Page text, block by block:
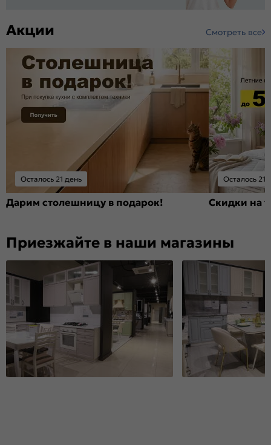
Акции Смотреть все
Осталось 21 день
Дарим столешницу в подарок!
Осталось 21
Скидки на
Приезжайте в наши магазины